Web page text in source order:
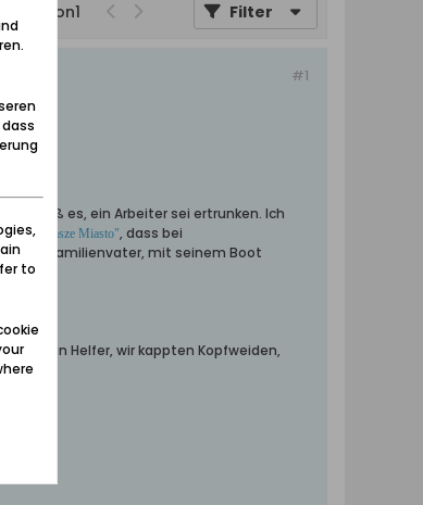
von1 Filter
#1
hieß es, ein Arbeiter sei ertrunken. Ich
in
"Nasze Miasto", dass bei
ein Familienvater, mit seinem Boot
war sein Helfer, wir kappten Kopfweiden,
to